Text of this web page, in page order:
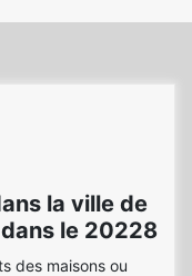
la ville de
le 20228
des maisons ou